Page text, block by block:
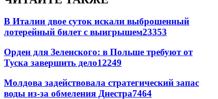
В Италии двое суток искали выброшенный
лотерейный билет с выигрышем23353
Орден для Зеленского: в Польше требуют от
Туска завершить дело12249
Молдова задействовала стратегический запас
воды из-за обмеления Днестра7464